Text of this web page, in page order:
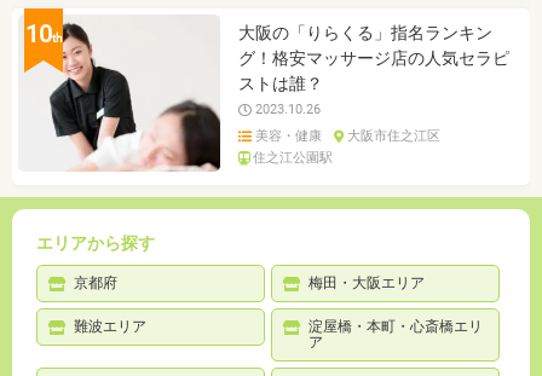
10th
大阪の「りらくる」指名ランキン
グ！格安マッサージ店の人気セラピ
ストは誰？
2023.10.26
美容・健康
大阪市住之江区
住之江公園駅
エリアから探す
京都府 梅田・大阪エリア
難波エリア
淀屋橋・本町・心斎橋エリ
ア